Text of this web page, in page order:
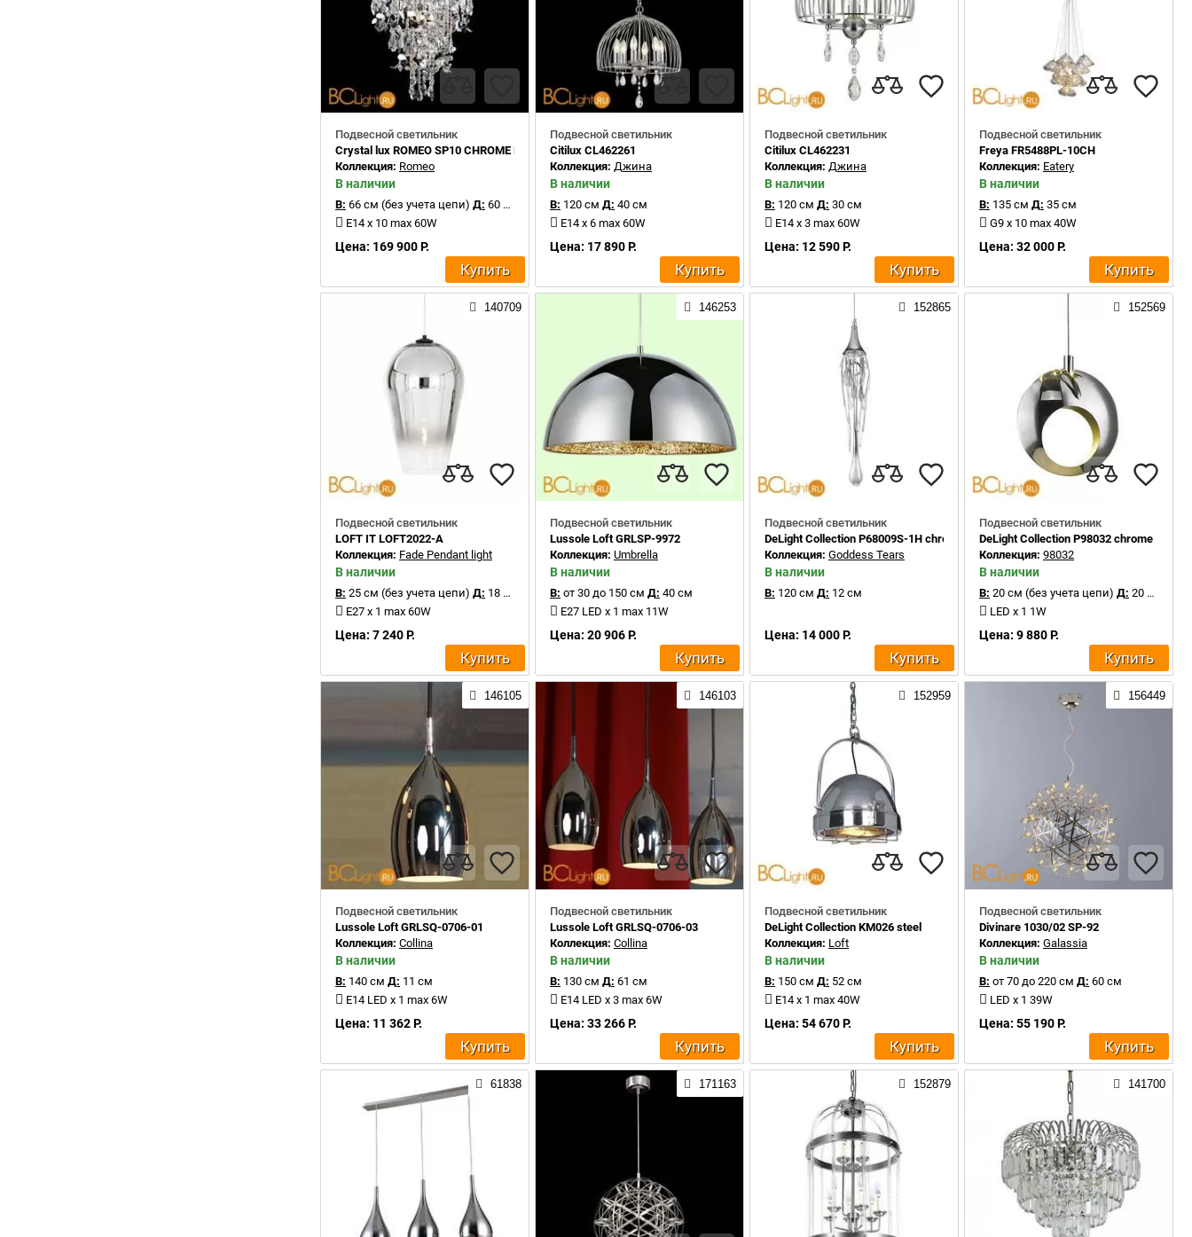
Подвесной светильник
Crystal lux ROMEO SP10 CHROME D600
Коллекция: Romeo
В наличии
В: 66 см (без учета цепи) Д: 60 см
E14 x 10 max 60W
Цена: 169 900 Р.
Купить
Подвесной светильник
Citilux CL462261
Коллекция: Джина
В наличии
В: 120 см Д: 40 см
E14 x 6 max 60W
Цена: 17 890 Р.
Купить
Подвесной светильник
Citilux CL462231
Коллекция: Джина
В наличии
В: 120 см Д: 30 см
E14 x 3 max 60W
Цена: 12 590 Р.
Купить
Подвесной светильник
Freya FR5488PL-10CH
Коллекция: Eatery
В наличии
В: 135 см Д: 35 см
G9 x 10 max 40W
Цена: 32 000 Р.
Купить
140709
Подвесной светильник
LOFT IT LOFT2022-A
Коллекция: Fade Pendant light
В наличии
В: 25 см (без учета цепи) Д: 18 см
E27 x 1 max 60W
Цена: 7 240 Р.
Купить
146253
Подвесной светильник
Lussole Loft GRLSP-9972
Коллекция: Umbrella
В наличии
В: от 30 до 150 см Д: 40 см
E27 LED x 1 max 11W
Цена: 20 906 Р.
Купить
152865
Подвесной светильник
DeLight Collection P68009S-1H chrome
Коллекция: Goddess Tears
В наличии
В: 120 см Д: 12 см
Цена: 14 000 Р.
Купить
152569
Подвесной светильник
DeLight Collection P98032 chrome
Коллекция: 98032
В наличии
В: 20 см (без учета цепи) Д: 20 см
LED x 1 1W
Цена: 9 880 Р.
Купить
146105
Подвесной светильник
Lussole Loft GRLSQ-0706-01
Коллекция: Collina
В наличии
В: 140 см Д: 11 см
E14 LED x 1 max 6W
Цена: 11 362 Р.
Купить
146103
Подвесной светильник
Lussole Loft GRLSQ-0706-03
Коллекция: Collina
В наличии
В: 130 см Д: 61 см
E14 LED x 3 max 6W
Цена: 33 266 Р.
Купить
152959
Подвесной светильник
DeLight Collection KM026 steel
Коллекция: Loft
В наличии
В: 150 см Д: 52 см
E14 x 1 max 40W
Цена: 54 670 Р.
Купить
156449
Подвесной светильник
Divinare 1030/02 SP-92
Коллекция: Galassia
В наличии
В: от 70 до 220 см Д: 60 см
LED x 1 39W
Цена: 55 190 Р.
Купить
61838 171163 152879 141700